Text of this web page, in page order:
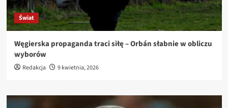
Świat
Węgierska propaganda traci siłę – Orbán słabnie w obliczu
wyborów
Redakcja 9 kwietnia, 2026